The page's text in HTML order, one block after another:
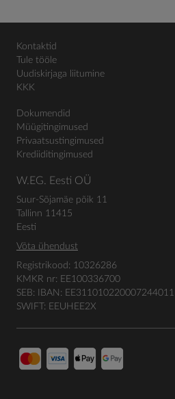
Kontaktid
Tule tööle
Uudiskirjaga liitumine
KKK
Dokumendid
Müügitingimused
Privaatsustingimused
Krediiditingimused
W.EG. Eesti OÜ
Suur-Sõjamäe põik 11
Tallinn 11415
Eesti
Võta ühendust
Registrikood: 10326286
KMKR nr: EE100336700
SEB: IBAN: EE311010220007244011
SWIFT: EEUHEE2X